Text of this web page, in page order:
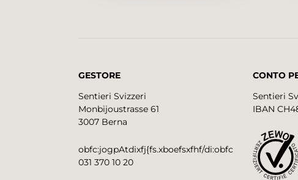
GESTORE
Sentieri Svizzeri
Monbijoustrasse 61
3007 Berna
obfc:jogpAtdixfj{fs.xboefsxfhf/di:obfc
031 370 10 20
CONTO
Sentieri
IBAN